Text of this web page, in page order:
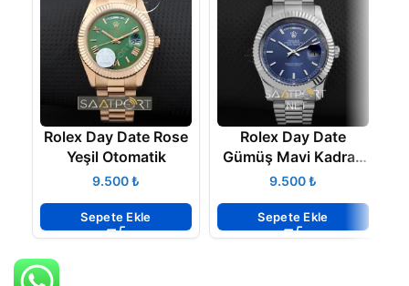
Rolex Day Date Rose
Yeşil Otomatik
₺
Sepete Ekle
Rolex Day Date
Gümüş Mavi Kadran
41 mm 2020 Yeni
₺
Sepete Ekle